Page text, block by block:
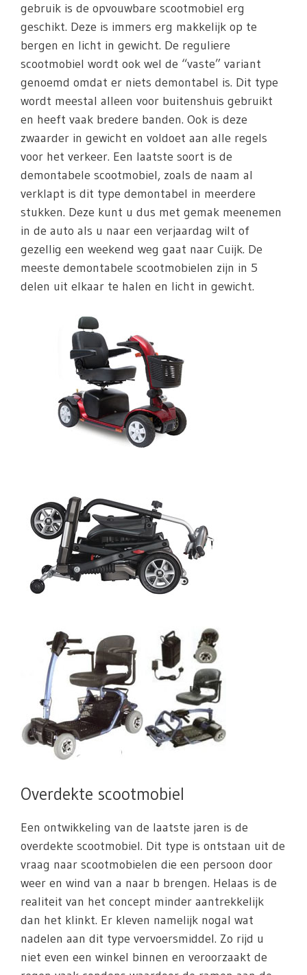
gebruik is de opvouwbare scootmobiel erg
geschikt. Deze is immers erg makkelijk op te
bergen en licht in gewicht. De reguliere
scootmobiel wordt ook wel de “vaste” variant
genoemd omdat er niets demontabel is. Dit type
wordt meestal alleen voor buitenshuis gebruikt
en heeft vaak bredere banden. Ook is deze
zwaarder in gewicht en voldoet aan alle regels
voor het verkeer. Een laatste soort is de
demontabele scootmobiel, zoals de naam al
verklapt is dit type demontabel in meerdere
stukken. Deze kunt u dus met gemak meenemen
in de auto als u naar een verjaardag wilt of
gezellig een weekend weg gaat naar Cuijk. De
meeste demontabele scootmobielen zijn in 5
delen uit elkaar te halen en licht in gewicht.
Overdekte scootmobiel
Een ontwikkeling van de laatste jaren is de
overdekte scootmobiel. Dit type is ontstaan uit de
vraag naar scootmobielen die een persoon door
weer en wind van a naar b brengen. Helaas is de
realiteit van het concept minder aantrekkelijk
dan het klinkt. Er kleven namelijk nogal wat
nadelen aan dit type vervoersmiddel. Zo rijd u
niet even een winkel binnen en veroorzaakt de